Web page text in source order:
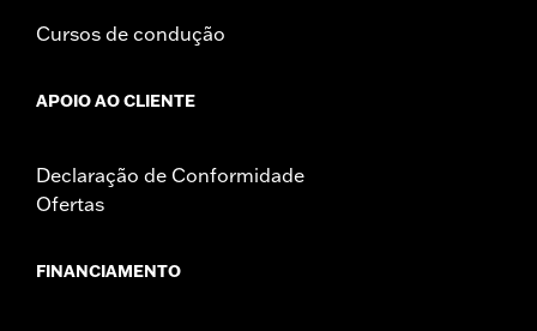
Cursos de condução
APOIO AO CLIENTE
Declaração de Conformidade
Ofertas
FINANCIAMENTO